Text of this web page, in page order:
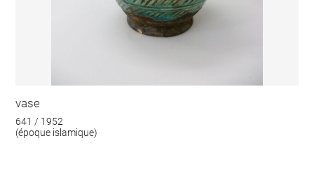
vase
641 / 1952
(époque islamique)